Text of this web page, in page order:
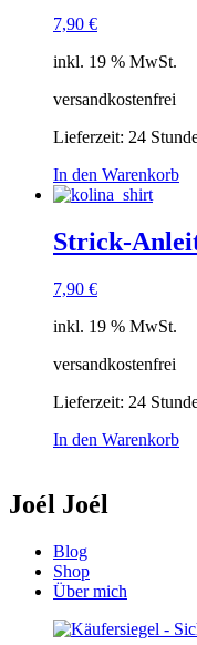
7,90 €
inkl. 19 % MwSt.
versandkostenfrei
Lieferzeit: 24
In den Warenkorb
Strick-
7,90 €
inkl. 19 % MwSt.
versandkostenfrei
Lieferzeit: 24
In den Warenkorb
Joél Joél
Blog
Shop
Über mich